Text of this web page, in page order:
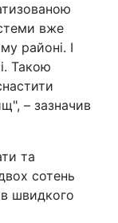
вже
районі. І
Такою
– зазначив
та
сотень
швидкого